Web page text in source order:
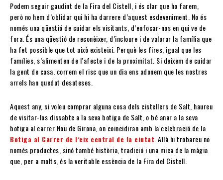
Podem seguir gaudint de la Fira del Cistell, i és clar que ho farem,
però no hem d’oblidar qui hi ha darrere d’aquest esdeveniment. No és
només una qüestió de cuidar els visitants, d’enfocar-nos en qui ve de
fora. És una qüestió de reconèixer, d’incloure i de valorar la família que
ha fet possible que tot això existeixi. Perquè les fires, igual que les
famílies, s’alimenten de l’afecte i de la proximitat. Si deixem de cuidar
la gent de casa, correm el risc que un dia ens adonem que les nostres
arrels han quedat desateses.
Aquest any, si voleu comprar alguna cosa dels cistellers de Salt, haureu
de visitar-los dissabte a la seva botiga de Salt, o bé anar a la seva
botiga al carrer Nou de Girona, on coincidiran amb la celebració de la
Botiga al Carrer de l’eix central de la ciutat. Allà hi trobareu no
només productes, sinó també història, tradició i una mica de la màgia
que, per a molts, és la veritable essència de la Fira del Cistell.